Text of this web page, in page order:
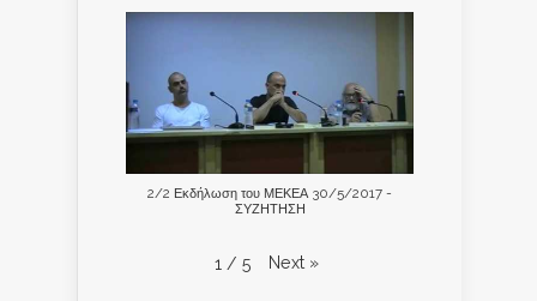
2/2 Εκδήλωση του ΜΕΚΕΑ 30/5/2017 -
ΣΥΖΗΤΗΣΗ
1 / 5 Next »